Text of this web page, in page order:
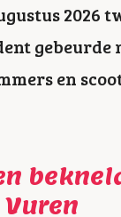
2026
gebeurde
en